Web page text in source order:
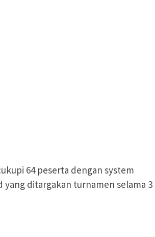
64 peserta dengan system
yang ditargakan turnamen selama 3